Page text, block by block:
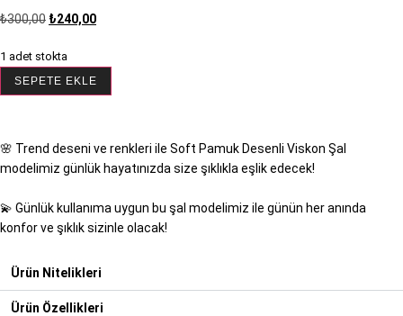
₺300,00 ₺240,00
1 adet stokta
SEPETE EKLE
🌸 Trend deseni ve renkleri ile Soft Pamuk Desenli Viskon Şal
modelimiz günlük hayatınızda size şıklıkla eşlik edecek!
💫 Günlük kullanıma uygun bu şal modelimiz ile günün her anında
konfor ve şıklık sizinle olacak!
Ürün Nitelikleri
Ürün Özellikleri